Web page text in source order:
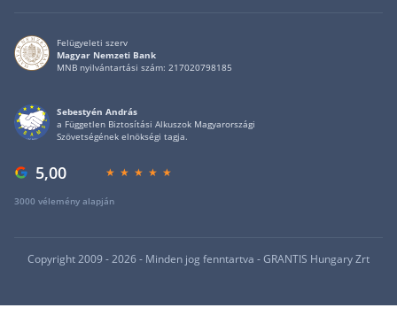
Felügyeleti szerv
Magyar Nemzeti Bank
MNB nyilvántartási szám: 217020798185
Sebestyén András
a Független Biztosítási Alkuszok Magyarországi
Szövetségének elnökségi tagja.
5,00
3000 vélemény alapján
Copyright 2009 - 2026 - Minden jog fenntartva - GRANTIS Hungary Zrt